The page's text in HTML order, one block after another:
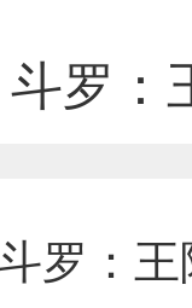
斗罗：
罗：